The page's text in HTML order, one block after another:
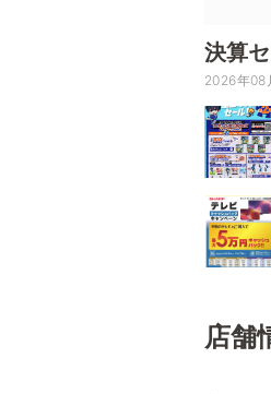
決算
2026年08
店舗